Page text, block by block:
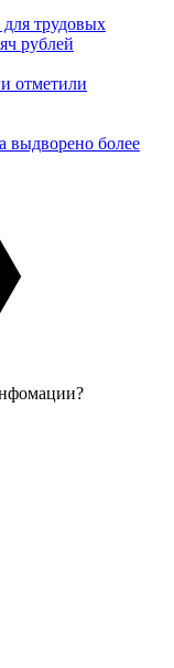
для трудовых
рублей
отметили
выдворено более